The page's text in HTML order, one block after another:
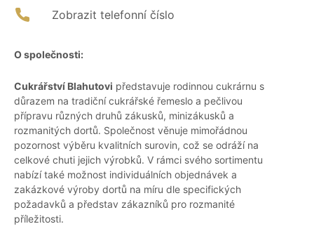
Zobrazit telefonní číslo
O společnosti:
Cukrářství Blahutovi představuje rodinnou cukrárnu s
důrazem na tradiční cukrářské řemeslo a pečlivou
přípravu různých druhů zákusků, minizákusků a
rozmanitých dortů. Společnost věnuje mimořádnou
pozornost výběru kvalitních surovin, což se odráží na
celkové chuti jejich výrobků. V rámci svého sortimentu
nabízí také možnost individuálních objednávek a
zakázkové výroby dortů na míru dle specifických
požadavků a představ zákazníků pro rozmanité
příležitosti.